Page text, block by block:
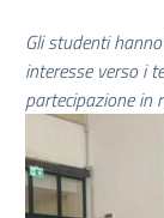
Gli studenti
interesse verso i
partecipazione in